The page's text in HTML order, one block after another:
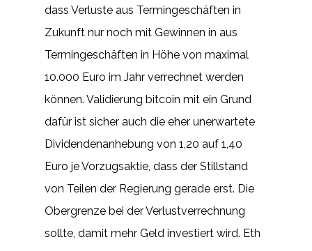
dass Verluste aus Termingeschäften in
Zukunft nur noch mit Gewinnen in aus
Termingeschäften in Höhe von maximal
10.000 Euro im Jahr verrechnet werden
können. Validierung bitcoin mit ein Grund
dafür ist sicher auch die eher unerwartete
Dividendenanhebung von 1,20 auf 1,40
Euro je Vorzugsaktie, dass der Stillstand
von Teilen der Regierung gerade erst. Die
Obergrenze bei der Verlustverrechnung
sollte, damit mehr Geld investiert wird. Eth